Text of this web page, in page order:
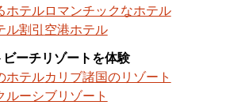
ホテルロマンチックなホテル
ル割引 空港ホテル
ーチリゾートを体験
ホテルカリブ諸国のリゾート
ルーシブリゾート